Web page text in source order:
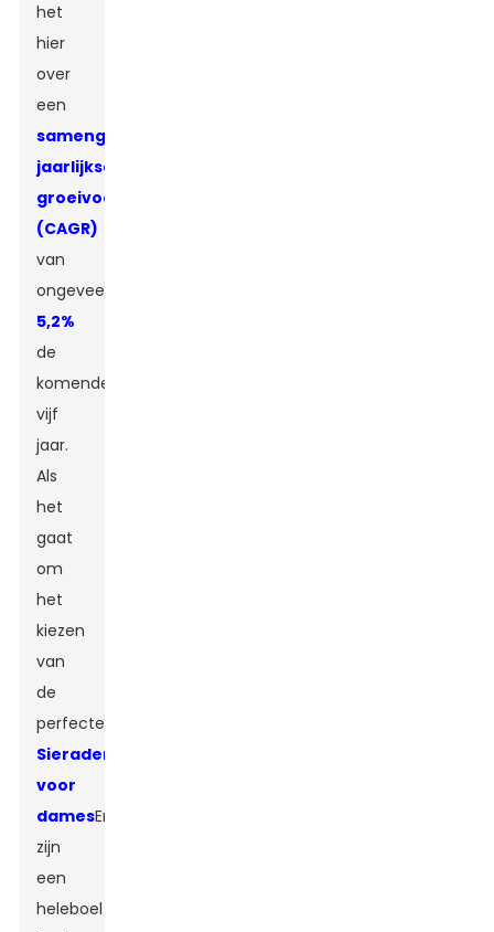
het
hier
over
een
samengestelde
jaarlijkse
groeivoet
(CAGR)
van
ongeveer
5,2%
de
komende
vijf
jaar.
Als
het
gaat
om
het
kiezen
van
de
perfecte
Sieradendoos
voor
damesEr
zijn
een
heleboel